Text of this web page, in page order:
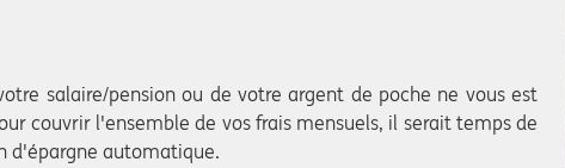
salaire/pension ou de votre argent de poche ne vous est
couvrir l'ensemble de vos frais mensuels, il serait temps de
d'épargne automatique.